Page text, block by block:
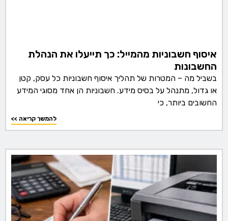
איסוף חשבוניות מהמייל: כך תייעלו את הנהלת
החשבונות
בשביל מה – המטרות של תהליך איסוף חשבוניות כל עסק, קטן
או גדול, מתנהל על בסיס מידע. חשבוניות הן אחד מסוגי המידע
החשובים ביותר, כי
<< להמשך קריאה